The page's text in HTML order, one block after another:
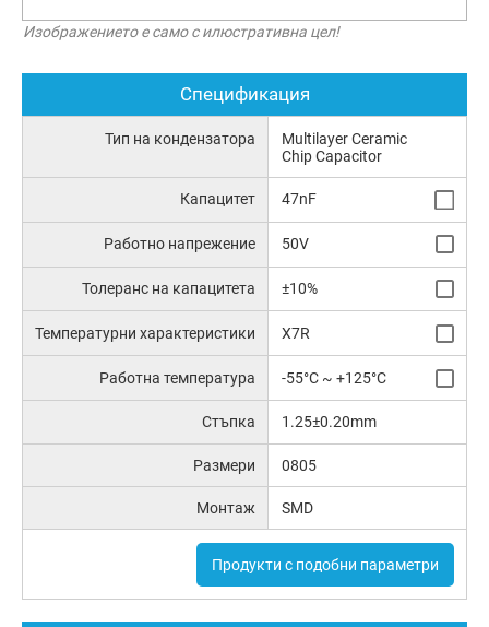
Изображението е само с илюстративна цел!
Спецификация
Тип на кондензатора
Multilayer Ceramic
Chip Capacitor
Капацитет 47nF
Работно напрежение 50V
Толеранс на капацитета ±10%
Температурни характеристики X7R
Работна температура -55°C ~ +125°C
Стъпка 1.25±0.20mm
Размери 0805
Монтаж SMD
Продукти с подобни параметри